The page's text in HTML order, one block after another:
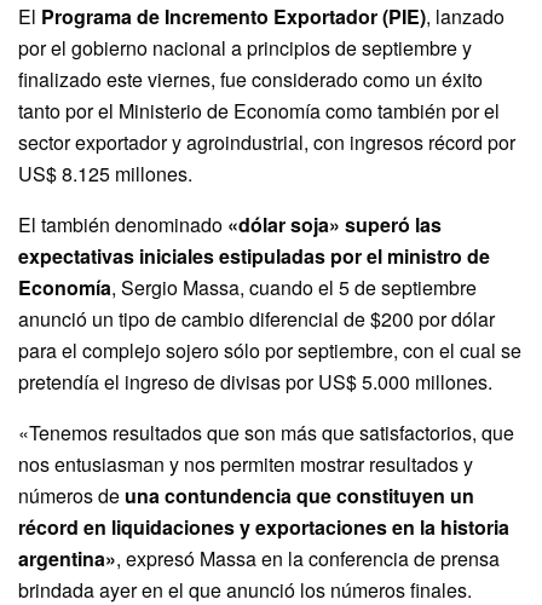
El Programa de Incremento Exportador (PIE), lanzado
por el gobierno nacional a principios de septiembre y
finalizado este viernes, fue considerado como un éxito
tanto por el Ministerio de Economía como también por el
sector exportador y agroindustrial, con ingresos récord por
US$ 8.125 millones.
El también denominado «dólar soja» superó las
expectativas iniciales estipuladas por el ministro de
Economía, Sergio Massa, cuando el 5 de septiembre
anunció un tipo de cambio diferencial de $200 por dólar
para el complejo sojero sólo por septiembre, con el cual se
pretendía el ingreso de divisas por US$ 5.000 millones.
«Tenemos resultados que son más que satisfactorios, que
nos entusiasman y nos permiten mostrar resultados y
números de una contundencia que constituyen un
récord en liquidaciones y exportaciones en la historia
argentina», expresó Massa en la conferencia de prensa
brindada ayer en el que anunció los números finales.